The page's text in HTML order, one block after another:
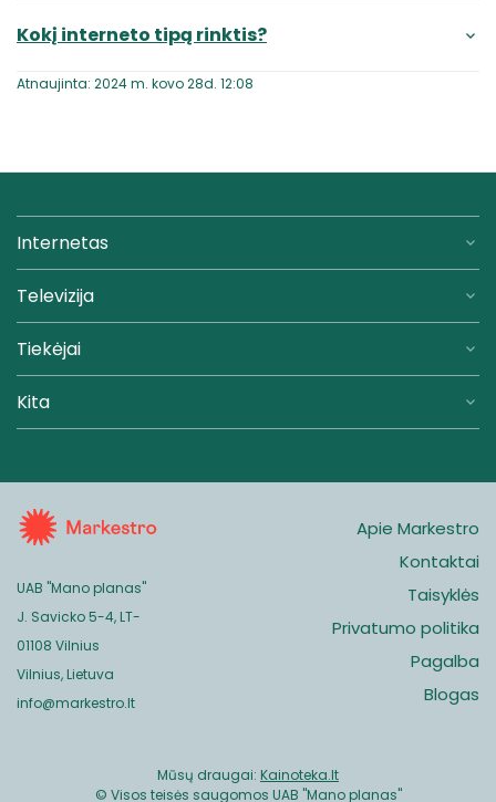
Kokį interneto tipą rinktis?
Atnaujinta: 2024 m. kovo 28d. 12:08
Internetas
Televizija
Tiekėjai
Kita
Apie Markestro
Kontaktai
Taisyklės
Privatumo politika
Pagalba
Blogas
UAB "Mano planas"
J. Savicko 5-4, LT-
01108 Vilnius
Vilnius, Lietuva
info@markestro.lt
Mūsų draugai: Kainoteka.lt
© Visos teisės saugomos UAB "Mano planas"